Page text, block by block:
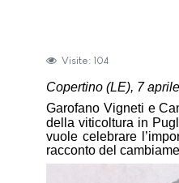
Visite: 104
Copertino (LE), 7
Garofano Vigneti e
della viticoltura in
vuole celebrare
racconto del